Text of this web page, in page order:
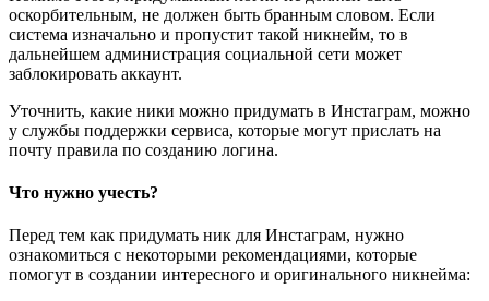
оскорбительным, не должен быть бранным словом. Если
система изначально и пропустит такой никнейм, то в
дальнейшем администрация социальной сети может
заблокировать аккаунт.
Уточнить, какие ники можно придумать в Инстаграм, можно
у службы поддержки сервиса, которые могут прислать на
почту правила по созданию логина.
Что нужно учесть?
Перед тем как придумать ник для Инстаграм, нужно
ознакомиться с некоторыми рекомендациями, которые
помогут в создании интересного и оригинального никнейма: